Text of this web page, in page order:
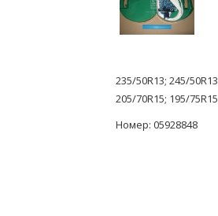
235/50R13; 245/
205/70R15; 195/
Номер: 05928848